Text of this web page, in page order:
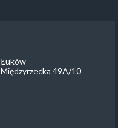
Łuków
Międzyrzecka 49A/10